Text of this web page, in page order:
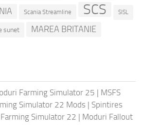
Scania Streamline SCS SISL
sunet MAREA BRITANIE
Farming Simulator 25 | MSFS
Simulator 22 Mods | Spintires
Farming Simulator 22 | Moduri Fallout